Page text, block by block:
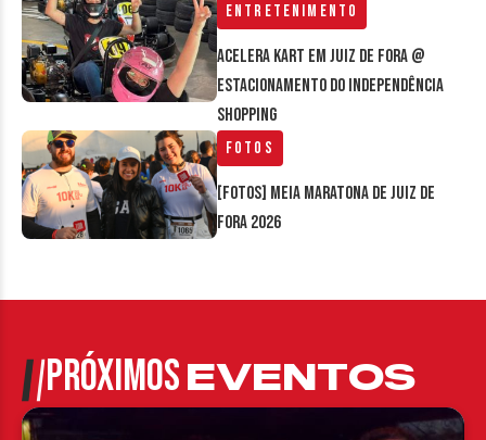
Entretenimento
Acelera Kart em Juiz de Fora @
estacionamento do Independência
Shopping
Fotos
[FOTOS] Meia Maratona de Juiz de
Fora 2026
PRÓXIMOSEVENTOS